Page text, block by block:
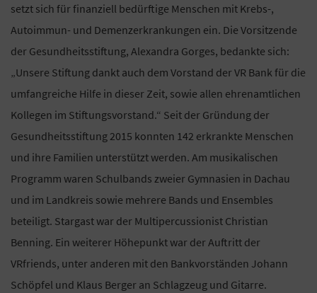
setzt sich für finanziell bedürftige Menschen mit Krebs-,
Autoimmun- und Demenzerkrankungen ein. Die Vorsitzende
der Gesundheitsstiftung, Alexandra Gorges, bedankte sich:
„Unsere Stiftung dankt auch dem Vorstand der VR Bank für die
umfangreiche Hilfe in dieser Zeit, sowie allen ehrenamtlichen
Kollegen im Stiftungsvorstand.“ Seit der Gründung der
Gesundheitsstiftung 2015 konnten 142 erkrankte Menschen
und ihre Familien unterstützt werden. Am musikalischen
Programm waren Schulbands zweier Gymnasien in Dachau
und im Landkreis sowie mehrere Bands und Ensembles
beteiligt. Stargast war der Multipercussionist Christian
Benning. Ein weiterer Höhepunkt war der Auftritt der
VRfriends, unter anderen mit den Bankvorständen Johann
Schöpfel und Klaus Berger an Schlagzeug und Gitarre.